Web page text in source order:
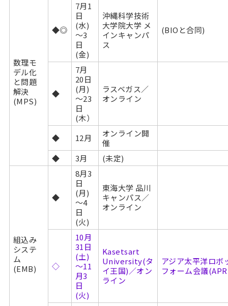
数理モ
デル化
と問題
解決
(MPS)
◆◎
7月1
日
(水)
～3
日
(金)
沖縄科学技術
大学院大学 メ
インキャンパ
ス
(BIOと合同)
◆
7月
20日
(月)
～23
日
(木）
ラスベガス／
オンライン
◆ 12月
オンライン開
催
◆
3月 (未定)
組込み
システ
ム
(EMB)
◆
8月3
日
(月)
～4
日
(火)
東海大学 品川
キャンパス／
オンライン
◇
10月
31日
(土)
～11
月3
日
(火)
Kasetsart
University(タ
イ王国)／オン
ライン
アジア太平洋ロ
フォーム会議